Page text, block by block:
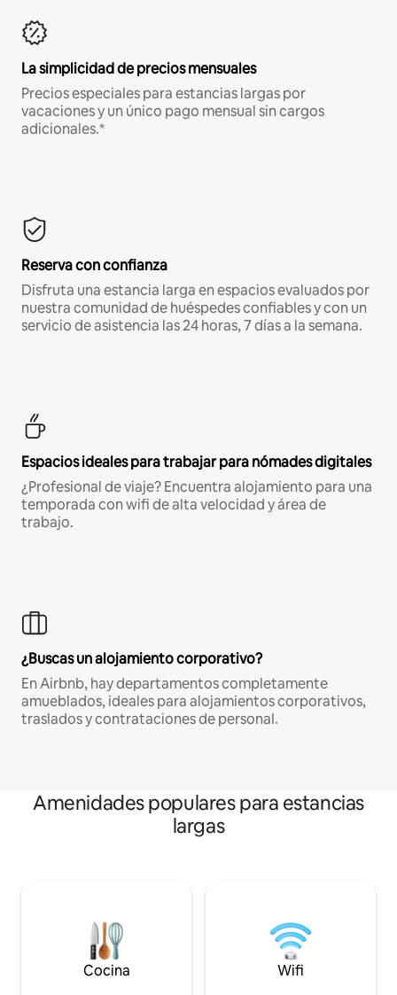
La simplicidad de precios mensuales
Precios especiales para estancias largas por
vacaciones y un único pago mensual sin cargos
adicionales.*
Reserva con confianza
Disfruta una estancia larga en espacios evaluados por
nuestra comunidad de huéspedes confiables y con un
servicio de asistencia las 24 horas, 7 días a la semana.
Espacios ideales para trabajar para nómades digitales
¿Profesional de viaje? Encuentra alojamiento para una
temporada con wifi de alta velocidad y área de
trabajo.
¿Buscas un alojamiento corporativo?
En Airbnb, hay departamentos completamente
amueblados, ideales para alojamientos corporativos,
traslados y contrataciones de personal.
Amenidades populares para estancias
largas
Cocina Wifi